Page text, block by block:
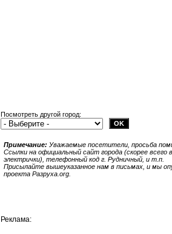
Посмотреть другой город:
Примечание: Уважаемые посетители, просьба
Ссылки на официальный сайт города (скорее
электрички), телефонный код г. Рудничный, и т.п.
Присылайте вышеуказанное нам в письмах, и мы
проекта Разруха.org.
Реклама: